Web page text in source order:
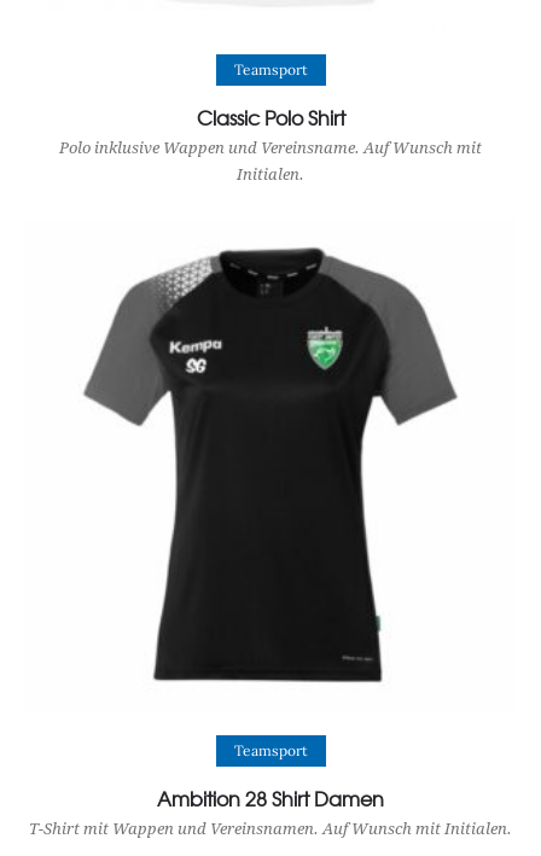
View Product
Teamsport
Classic Polo Shirt
Polo inklusive Wappen und Vereinsname. Auf Wunsch mit
Initialen.
View Product
Teamsport
Ambition 28 Shirt Damen
T-Shirt mit Wappen und Vereinsnamen. Auf Wunsch mit Initialen.